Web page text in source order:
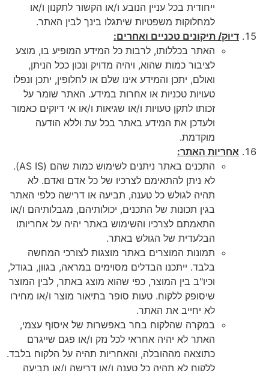
ייחודית בכל עניין הנובע ו/או הקשור לתקנון ו/או
למחלוקות משפטיות שיתגלו בינך לבין האתר.
דיוק/ תיקונים טכניים ואחרים:
האתר בכללותו, לרבות כל המידע המופיע בו, מוצע
לציבור כמות שהוא, ויהיה מדויק ונכון ככל הניתן,
ואולם, יתכן והמידע אינו שלם או לחלופין, יתכן ונפלו
טעויות טכניות או אחרות במידע. האתר שומר על
זכותו לתקן טעויות ו/או שגיאות ו/או אי דיוקים כאמור
ולעדכן את המידע באתר בכל עת וללא הודעה
מוקדמת.
אחריות האתר:
התכנים באתר ניתנים לשימוש כמות שהם (AS IS).
לא ניתן להתאימם לצרכיו של כל אדם ואדם. לא
תהיה לגולש כל טענה, תביעה או דרישה כלפי האתר
בגין תכונות של התכנים, יכולותיהם, מגבלותיהם ו/או
התאמתם לצרכיו והשימוש באתר יהיה על אחריותו
הבלעדית של הגולש באתר.
תמונות המוצרים באתר מוצגות לצורכי המחשה
בלבד. ייתכנו הבדלים מסוימים במראה, בגוון, בגודל,
וכיו"ב בין המוצר, כפי שהוא מוצג באתר, לבין המוצר
שיסופק ללקוח. טעות סופר בתיאור מוצר ו/או מחירו
לא יחייב את האתר.
במקרה שהלקוח בחר באפשרות של איסוף עצמי,
האתר לא יהיה אחראי לכל נזק ו/או פגם שייגרם
כתוצאה מההובלה, והאחריות תהיה על הלקוח בלבד.
ללקוח לא תהיה כל טענה ו/או דרישה ו/או תביעה